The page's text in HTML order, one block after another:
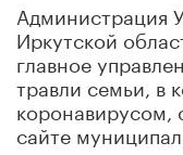
Администрация
Иркутской
главное
травли семьи, в
коронавирусом,
сайте